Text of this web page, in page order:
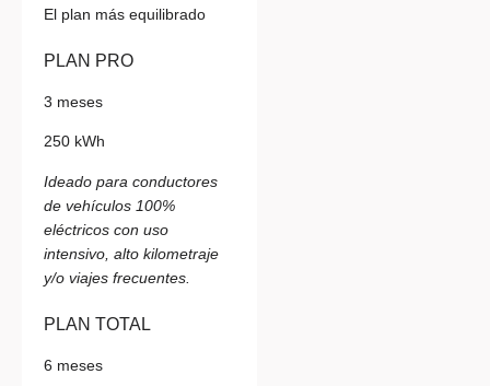
El plan más equilibrado
PLAN PRO
3 meses
250 kWh
Ideado para conductores
de vehículos 100%
eléctricos con uso
intensivo, alto kilometraje
y/o viajes frecuentes.
PLAN TOTAL
6 meses